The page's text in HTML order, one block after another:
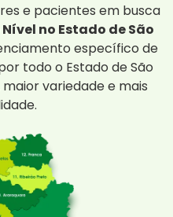
e pacientes em busca
no Estado de São
específico de
todo o Estado de São
variedade e mais